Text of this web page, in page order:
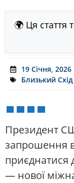
🌍 Ця стаття
19 Січня, 2026
Близький Схід
Президент
запрошення
приєднатися
— нової